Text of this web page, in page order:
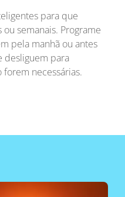
para que
ou semanais. Programe
pela manhã ou antes
desliguem para
necessárias.